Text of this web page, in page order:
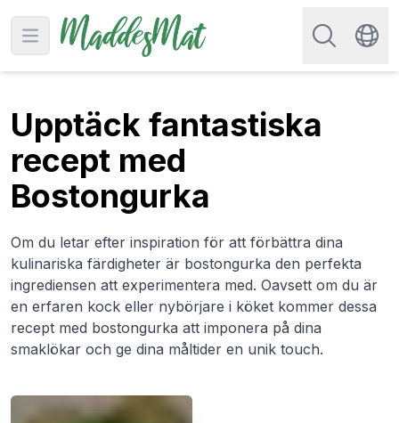
Open main menu
Sök efter
Upptäck fantastiska
recept med
Bostongurka
Om du letar efter inspiration för att förbättra dina
kulinariska färdigheter är bostongurka den perfekta
ingrediensen att experimentera med. Oavsett om du är
en erfaren kock eller nybörjare i köket kommer dessa
recept med bostongurka att imponera på dina
smaklökar och ge dina måltider en unik touch.